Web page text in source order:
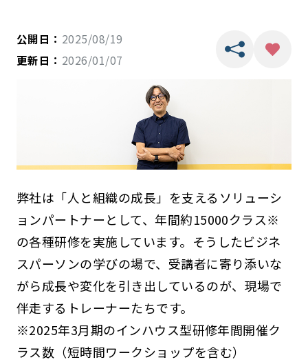
公開日： 2025/08/19
更新日： 2026/01/07
弊社は「人と組織の成長」を支えるソリューシ
ョンパートナーとして、年間約15000クラス※
の各種研修を実施しています。そうしたビジネ
スパーソンの学びの場で、受講者に寄り添いな
がら成長や変化を引き出しているのが、現場で
伴走するトレーナーたちです。
※2025年3月期のインハウス型研修年間開催ク
ラス数（短時間ワークショップを含む）